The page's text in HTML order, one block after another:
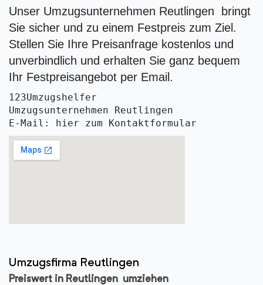
Unser Umzugsunternehmen Reutlingen bringt
Sie sicher und zu einem Festpreis zum Ziel.
Stellen Sie Ihre Preisanfrage kostenlos und
unverbindlich und erhalten Sie ganz bequem
Ihr Festpreisangebot per Email.
123Umzugshelfer
Umzugsunternehmen Reutlingen
E-Mail: hier zum Kontaktformular
Umzugsfirma Reutlingen
Preiswert in Reutlingen umziehen